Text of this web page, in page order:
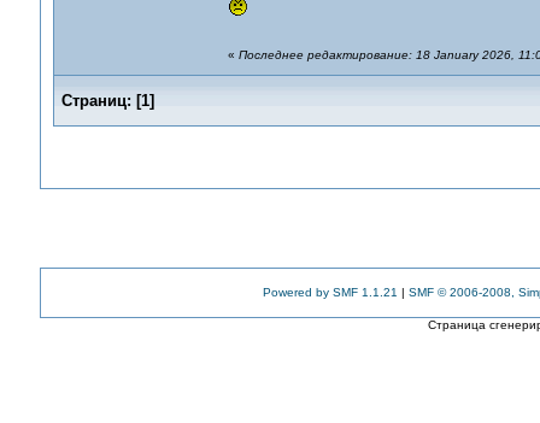
« Последнее редактирование: 18 January 2026,
Страниц: [1]
Powered by SMF 1.1.21 | SMF © 2006-2008,
Страница